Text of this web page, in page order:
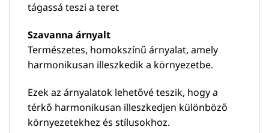
tágassá teszi a teret
Szavanna árnyalt
Természetes, homokszínű árnyalat, amely
harmonikusan illeszkedik a környezetbe.
Ezek az árnyalatok lehetővé teszik, hogy a
térkő harmonikusan illeszkedjen különböző
környezetekhez és stílusokhoz.